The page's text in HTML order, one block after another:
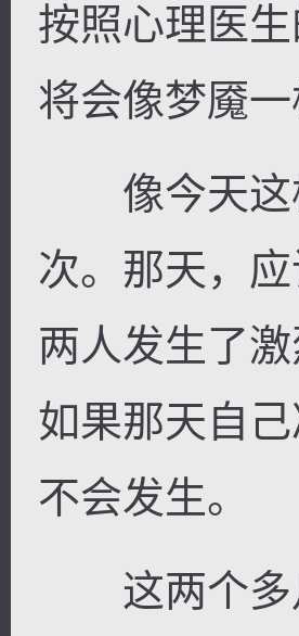
按照心理医
将会像梦魇
像今天这
次。那天，
两人发生了
如果那天自
不会发生。
这两个多